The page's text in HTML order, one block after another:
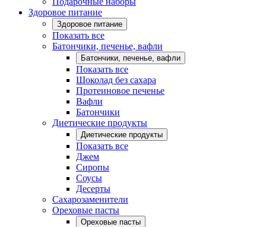
Здоровое питание
Здоровое питание
Показать все
Батончики, печенье, вафли
Батончики, печенье, вафли
Показать все
Шоколад без сахара
Протеиновое печенье
Вафли
Батончики
Диетические продукты
Диетические продукты
Показать все
Джем
Сиропы
Соусы
Десерты
Сахарозаменители
Ореховые пасты
Ореховые пасты